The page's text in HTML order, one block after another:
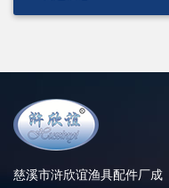
慈溪市浒欣谊渔具配件厂成